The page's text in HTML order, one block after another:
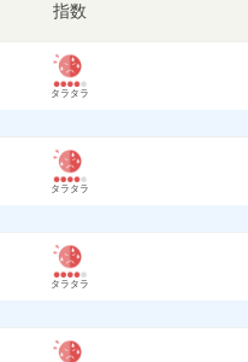
指数
タラタラ
タラタラ
タラタラ